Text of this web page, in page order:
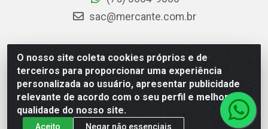
O nosso site coleta cookies próprios e de
terceiros para proporcionar uma experiência
personalizada ao usuário, apresentar publicidade
relevante de acordo com o seu perfil e melhorar a
qualidade do nosso site.
Aceito Negar não essenciais
sac@mercante.com.br
Mercante Distribuidora - Rua Mercante, 699 - Aviário,
Feira de Santana/BA - CEP 44.096-218 - CNPJ
96.755.848/0001-08